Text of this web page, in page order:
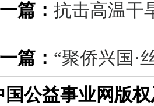
篇： 抗击高温干
篇： “聚侨兴国·
国公益事业网版